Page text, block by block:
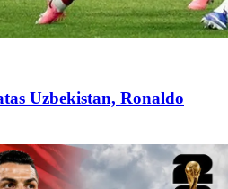
Uzbekistan, Ronaldo